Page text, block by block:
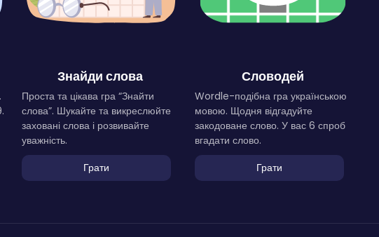
Знайди слова
Проста та цікава гра “Знайти
слова”. Шукайте та викреслюйте
заховані слова і розвивайте
уважність.
Грати
Словодей
Wordle-подібна гра українською
мовою. Щодня відгадуйте
закодоване слово. У вас 6 спроб
вгадати слово.
Грати